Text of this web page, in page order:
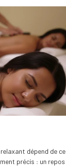
dépend de ce
précis : un repos